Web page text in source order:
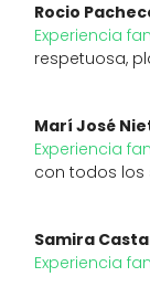
Rocio
Experiencia
respetuosa,
Marí José
Experiencia
con todos
Samira
Experiencia